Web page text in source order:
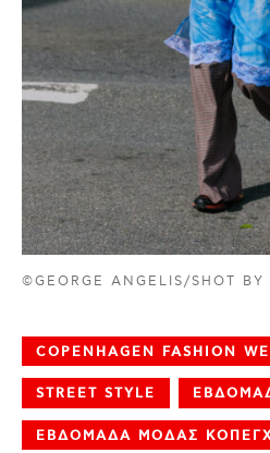
©GEORGE ANGELIS/SHOT BY
COPENHAGEN FASHION
STREET STYLE
ΕΒΔΟΜΑΔΑ ΜΟΔΑΣ